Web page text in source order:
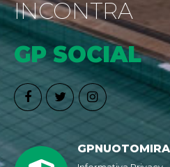
INCONTRA
GP SOCIAL